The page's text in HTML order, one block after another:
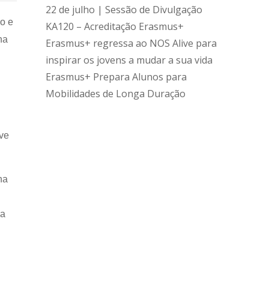
e
22 de julho | Sessão de Divulgação
KA120 – Acreditação Erasmus+
Erasmus+ regressa ao NOS Alive para
inspirar os jovens a mudar a sua vida
Erasmus+ Prepara Alunos para
Mobilidades de Longa Duração